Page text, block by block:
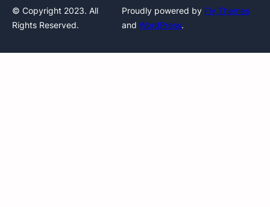
© Copyright 2023. All
Rights Reserved.
Proudly powered by Fly Themes
andWordPress.